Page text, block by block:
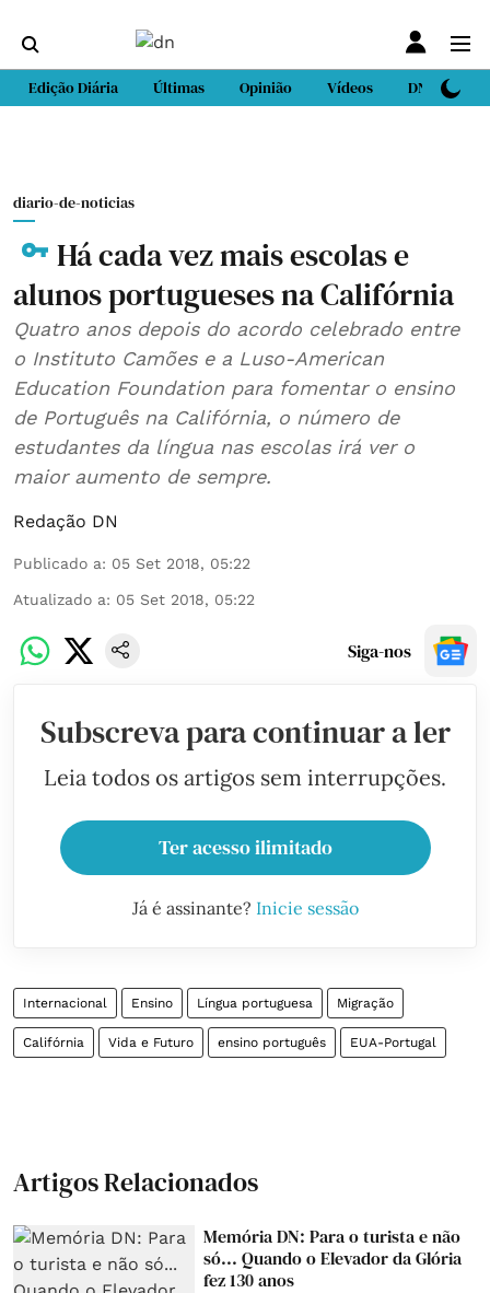
Edição Diária Últimas Opinião Vídeos DN Sport
diario-de-noticias
Há cada vez mais escolas e
alunos portugueses na Califórnia
Quatro anos depois do acordo celebrado entre
o Instituto Camões e a Luso-American
Education Foundation para fomentar o ensino
de Português na Califórnia, o número de
estudantes da língua nas escolas irá ver o
maior aumento de sempre.
Redação DN
Publicado a: 05 Set 2018, 05:22
Atualizado a: 05 Set 2018, 05:22
Siga-nos
Subscreva para continuar a ler
Leia todos os artigos sem interrupções.
Ter acesso ilimitado
Já é assinante? Inicie sessão
Internacional Ensino Língua portuguesa Migração
Califórnia Vida e Futuro ensino português EUA-Portugal
Artigos Relacionados
Memória DN: Para o turista e não
só... Quando o Elevador da Glória
fez 130 anos